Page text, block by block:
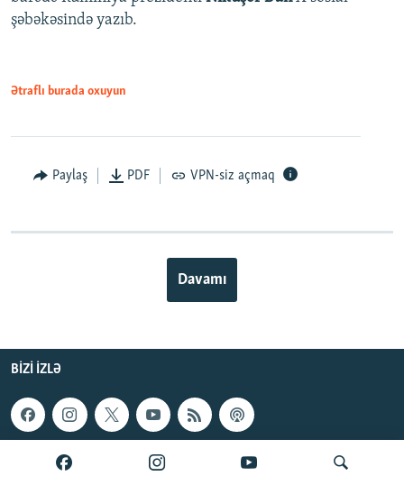
şəbəkəsində yazıb.
Ətraflı burada oxuyun
Paylaş PDF VPN-siz açmaq
Davamı
BIZI IZLƏ
MƏLUMAT